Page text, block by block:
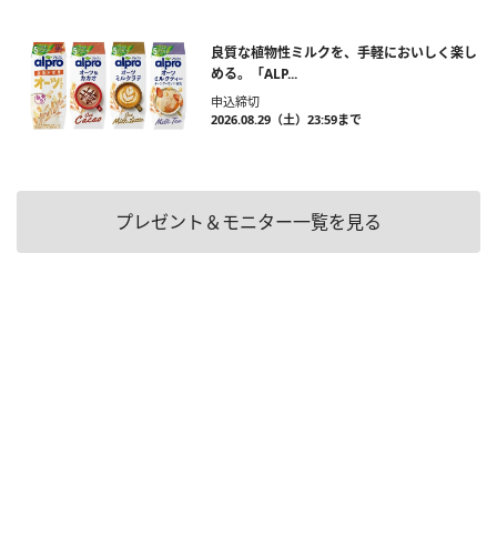
良質な植物性ミルクを、手軽においしく楽し
める。「ALP...
申込締切
2026.08.29（土）23:59まで
プレゼント＆モニター一覧を見る